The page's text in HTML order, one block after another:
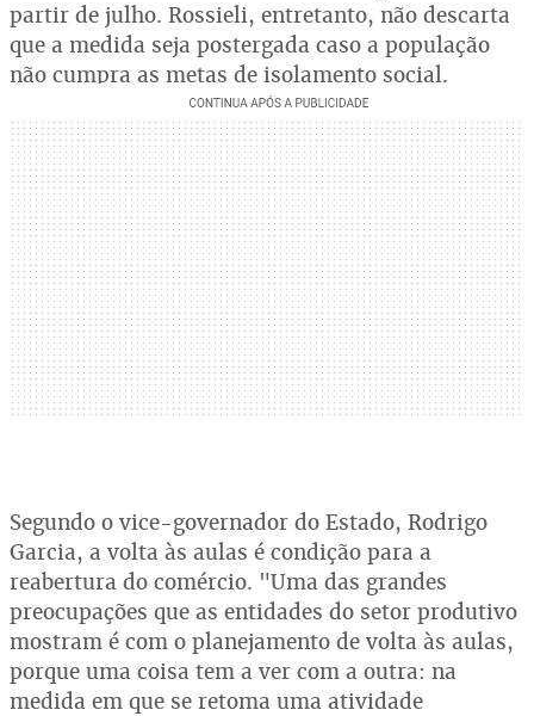
partir de julho. Rossieli, entretanto, não descarta
que a medida seja postergada caso a população
não cumpra as metas de isolamento social.
Segundo o vice-governador do Estado, Rodrigo
Garcia, a volta às aulas é condição para a
reabertura do comércio. "Uma das grandes
preocupações que as entidades do setor produtivo
mostram é com o planejamento de volta às aulas,
porque uma coisa tem a ver com a outra: na
medida em que se retoma uma atividade